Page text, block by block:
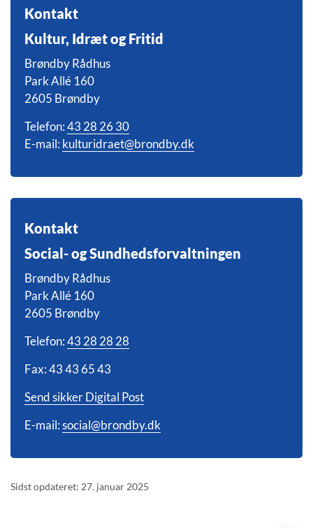
Kontakt
Kultur, Idræt og Fritid
Brøndby Rådhus
Park Allé 160
2605 Brøndby
Telefon:43 28 26 30
E-mail: kulturidraet@brondby.dk
Kontakt
Social- og Sundhedsforvaltningen
Brøndby Rådhus
Park Allé 160
2605 Brøndby
Telefon:43 28 28 28
Fax: 43 43 65 43
Send sikker Digital Post
E-mail:social@brondby.dk
Sidst opdateret: 27. januar 2025